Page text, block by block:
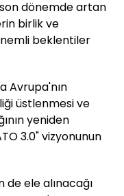
dönemde artan
birlik ve
beklentiler
Avrupa'nın
üstlenmesi ve
yeniden
3.0" vizyonunun
ele alınacağı